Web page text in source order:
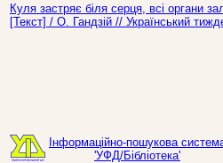
Куля застряє біля серця, всі органи
[Текст] / О. Гандзій // Український
Інформаційно-пошукова
'УФД/Бібліотека'